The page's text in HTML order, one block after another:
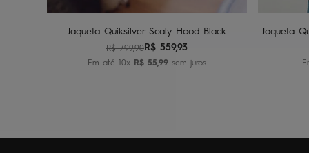
Jaqueta Quiksilver Scaly Hood Black
R$ 799,90R$ 559,93
Em até 10x R$ 55 99 sem juros
Jaqueta